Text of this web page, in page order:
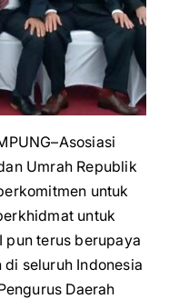
Umrah Republik
untuk
untuk
pun terus berupaya
seluruh Indonesia
Daerah